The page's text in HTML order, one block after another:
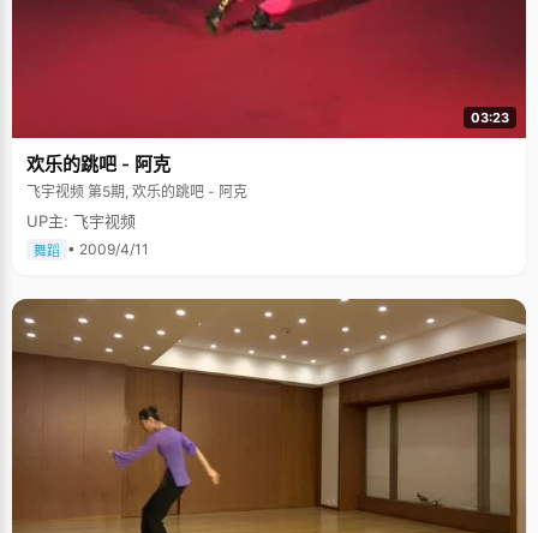
03:23
欢乐的跳吧 - 阿克
飞宇视频 第5期, 欢乐的跳吧 - 阿克
UP主: 飞宇视频
舞蹈 • 2009/4/11